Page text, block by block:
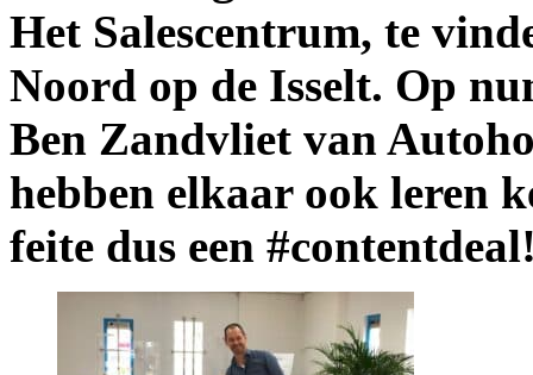
Het Salescentrum, te
Noord op de Isselt. Op
Ben Zandvliet van
hebben elkaar ook leren
feite dus een